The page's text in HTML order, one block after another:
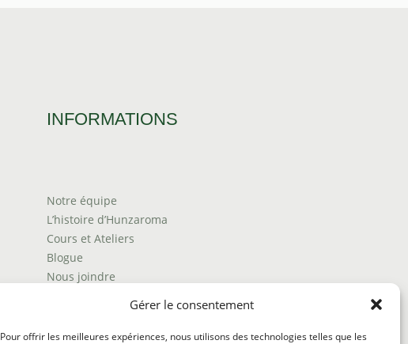
Gérer le consentement
Pour offrir les meilleures expériences, nous utilisons des technologies telles que les
INFORMATIONS
Notre équipe
L’histoire d’Hunzaroma
Cours et Ateliers
Blogue
Nous joindre
Politique de frais d'envoi
Termes et conditions